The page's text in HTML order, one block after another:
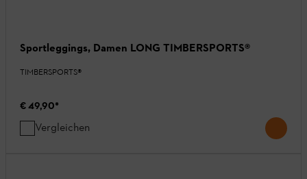
Sportleggings, Damen LONG TIMBERSPORTS®
TIMBERSPORTS®
€ 49,90*
Vergleichen